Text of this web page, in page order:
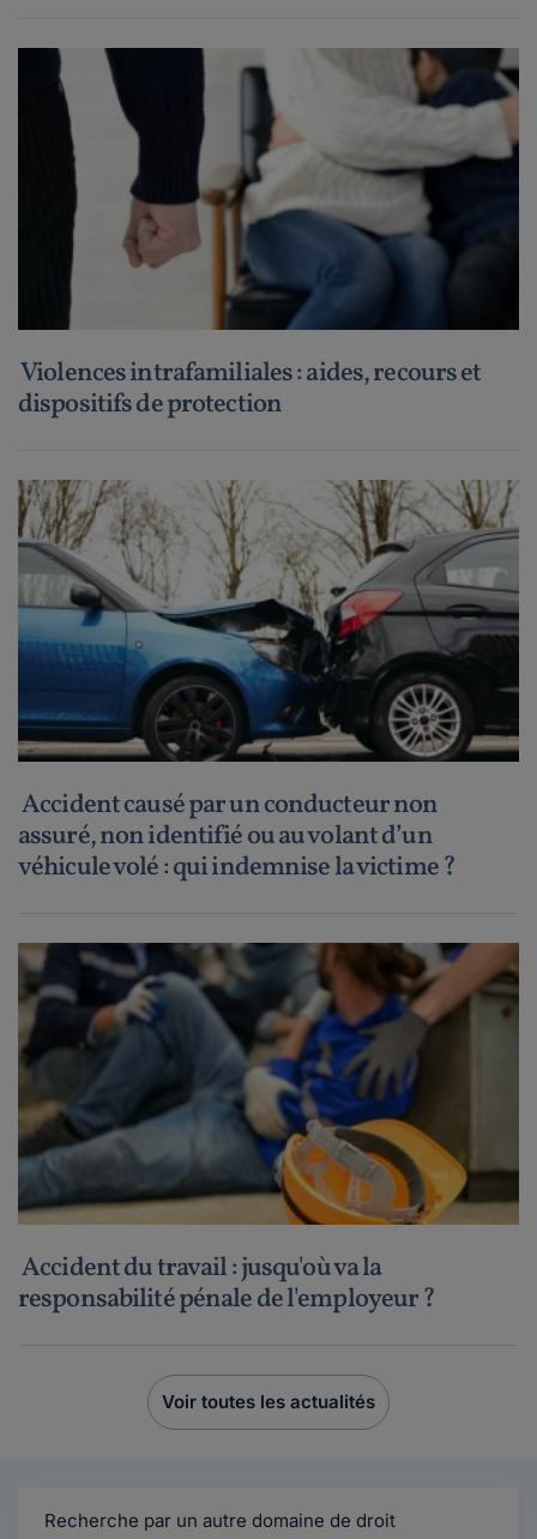
Violences intrafamiliales : aides, recours et
dispositifs de protection
Accident causé par un conducteur non
assuré, non identifié ou au volant d’un
véhicule volé : qui indemnise la victime ?
Accident du travail : jusqu'où va la
responsabilité pénale de l'employeur ?
Voir toutes les actualités
Recherche par un autre domaine de droit